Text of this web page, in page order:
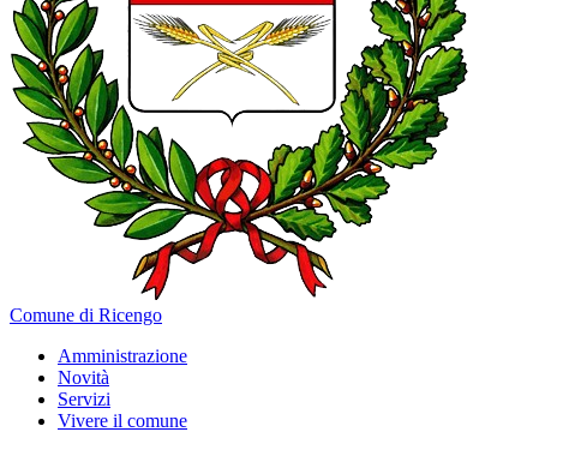
Comune di Ricengo
Amministrazione
Novità
Servizi
Vivere il comune